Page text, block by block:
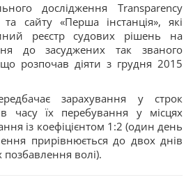
дослідження Transparency
сайту «Перша інстанція», які
реєстр судових рішень на
до засуджених так званого
розпочав діяти з грудня 2015
зарахування у строк
часу їх перебування у місцях
із коефіцієнтом 1:2 (один день
прирівнюється до двох днів
позбавлення волі).